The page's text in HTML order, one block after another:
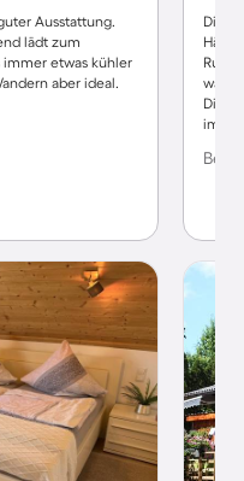
Ausstattung.
lädt zum
immer etwas kühler
aber ideal.
Ruhe
Die